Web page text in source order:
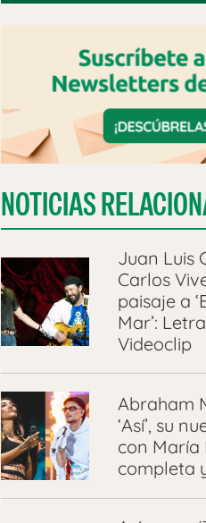
NOTICIAS
Juan Luis
Carlos
paisaje a
Mar’:
Videoclip
Abraham
‘Así’, su
con María
completa